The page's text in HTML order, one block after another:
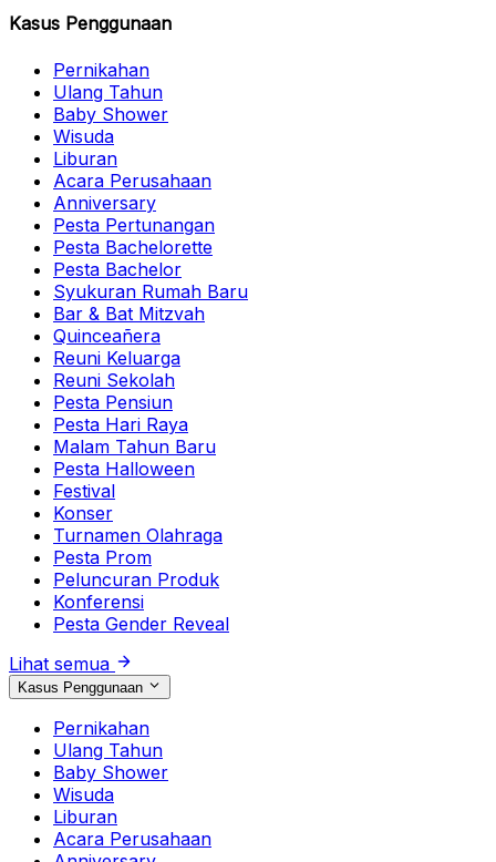
Kasus Penggunaan
Pernikahan
Ulang Tahun
Baby Shower
Wisuda
Liburan
Acara Perusahaan
Anniversary
Pesta Pertunangan
Pesta Bachelorette
Pesta Bachelor
Syukuran Rumah Baru
Bar & Bat Mitzvah
Quinceañera
Reuni Keluarga
Reuni Sekolah
Pesta Pensiun
Pesta Hari Raya
Malam Tahun Baru
Pesta Halloween
Festival
Konser
Turnamen Olahraga
Pesta Prom
Peluncuran Produk
Konferensi
Pesta Gender Reveal
Lihat semua
Kasus Penggunaan
Pernikahan
Ulang Tahun
Baby Shower
Wisuda
Liburan
Acara Perusahaan